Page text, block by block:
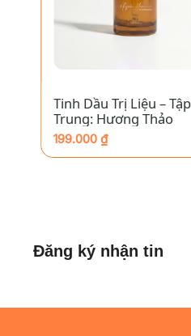
Tinh Dầu Trị Liệu – Tập
Trung: Hương Thảo
199.000₫
Đăng ký nhận tin